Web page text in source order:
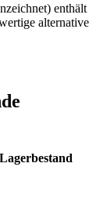
enthält
alternative
Lagerbestand